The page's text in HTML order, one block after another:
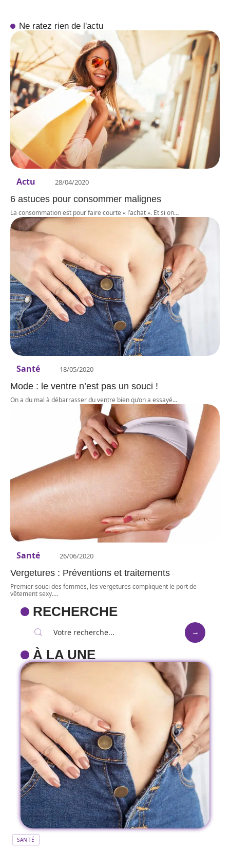
Ne ratez rien de l'actu
Actu 28/04/2020
6 astuces pour consommer malignes
La consommation est pour faire courte « l’achat ». Et si on…
Santé 18/05/2020
Mode : le ventre n’est pas un souci !
On a du mal à débarrasser du ventre bien qu’on a essayé…
Santé 26/06/2020
Vergetures : Préventions et traitements
Premier souci des femmes, les vergetures compliquent le port de
vêtement sexy.…
RECHERCHE
À LA UNE
SANTÉ